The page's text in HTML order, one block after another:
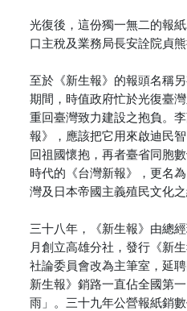
光復後，這份獨一無二的報
口主稅及業務局長安詮院貞
至於《新生報》的報頭名稱
期間，時值政府忙於光復臺
重回臺灣致力建設之抱負。
報》，應該把它用來啟迪民
回祖國懷抱，再者臺省同胞
時代的《台灣新報》，更名
灣及日本帝國主義殖民文化
三十八年，《新生報》由總
月創立高雄分社，發行《新
社論委員會改為主筆室，延
新生報》銷路一直佔全國第
雨」。三十九年公營報紙銷